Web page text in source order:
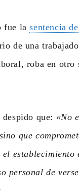
fue lasentencia
de una
roba en otro
que: «No
que
establecimiento
personal de